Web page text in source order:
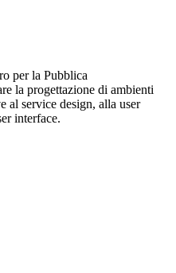
per la Pubblica
la progettazione di ambienti
al service design, alla user
interface.